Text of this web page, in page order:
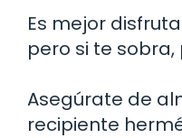
Es mejor
pero si te
Asegúrate de
recipiente